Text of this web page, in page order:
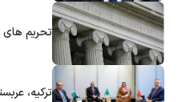
تحریم های
ترکیه،